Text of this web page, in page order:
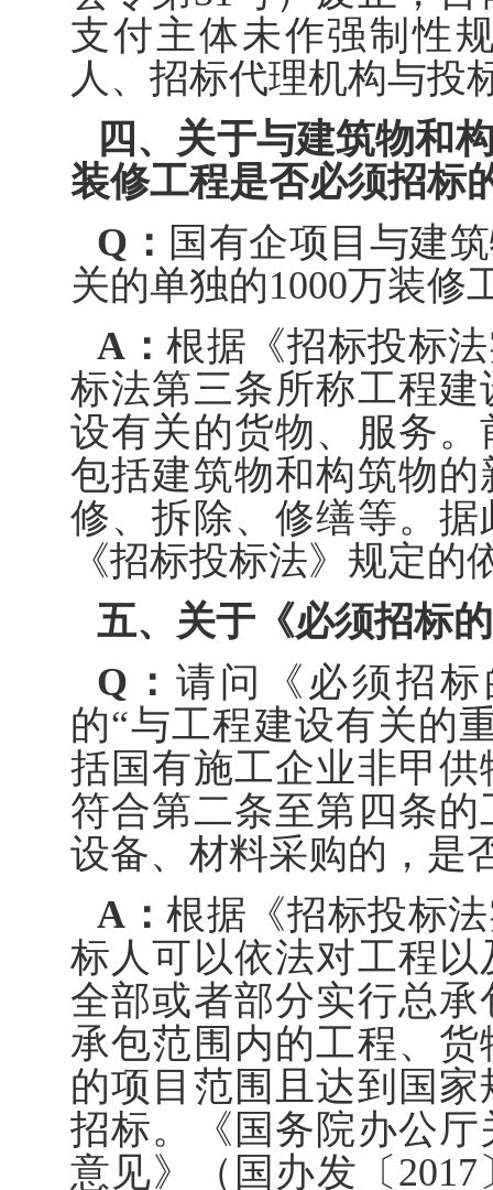
支付主体未作强制性
人、招标代理机构与投
四、关于与建筑物和
装修工程是否必须招标
Q： 国有企项目与建
关的单独的1000万装修
A：根据《招标投标
标法第三条所称工程
设有关的货物、服务
包括建筑物和构筑物
修、拆除、修缮等。
《招标投标法》规定
五、关于《必须招标
Q： 请问《必须招
的“与工程建设有关的
括国有施工企业非甲
符合第二条至第四条
设备、材料采购的，是
A：根据《招标投标
标人可以依法对工程
全部或者部分实行总
承包范围内的工程、
的项目范围且达到国
招标。《国务院办公
意见》（国办发〔